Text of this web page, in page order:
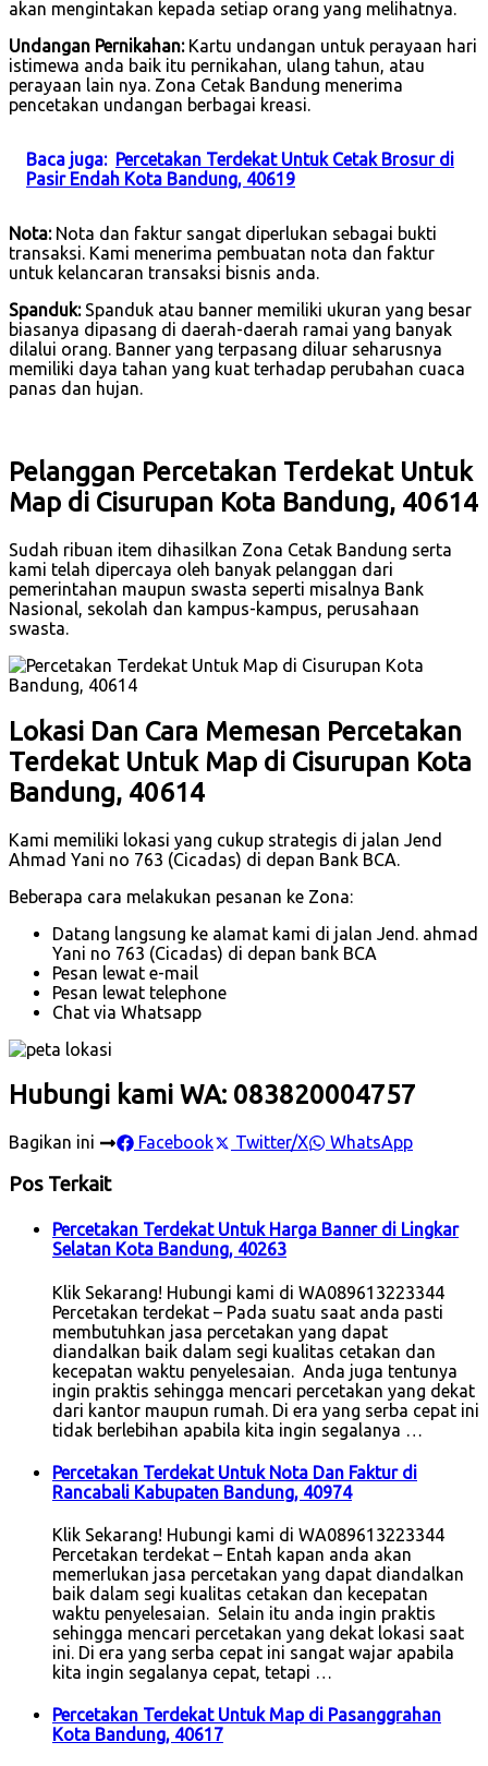
akan mengintakan kepada setiap orang yang melihatnya.
Undangan Pernikahan:Kartu undangan untuk perayaan hari
istimewa anda baik itu pernikahan, ulang tahun, atau
perayaan lain nya. Zona Cetak Bandung menerima
pencetakan undangan berbagai kreasi.
Baca juga: Percetakan Terdekat Untuk Cetak Brosur di
Pasir Endah Kota Bandung, 40619
Nota:Nota dan faktur sangat diperlukan sebagai bukti
transaksi. Kami menerima pembuatan nota dan faktur
untuk kelancaran transaksi bisnis anda.
Spanduk:Spanduk atau banner memiliki ukuran yang besar
biasanya dipasang di daerah-daerah ramai yang banyak
dilalui orang. Banner yang terpasang diluar seharusnya
memiliki daya tahan yang kuat terhadap perubahan cuaca
panas dan hujan.
Pelanggan Percetakan Terdekat Untuk
Map di Cisurupan Kota Bandung, 40614
Sudah ribuan item dihasilkan Zona Cetak Bandung serta
kami telah dipercaya oleh banyak pelanggan dari
pemerintahan maupun swasta seperti misalnya Bank
Nasional, sekolah dan kampus-kampus, perusahaan
swasta.
Lokasi Dan Cara Memesan Percetakan
Terdekat Untuk Map di Cisurupan Kota
Bandung, 40614
Kami memiliki lokasi yang cukup strategis di jalan Jend
Ahmad Yani no 763 (Cicadas) di depan Bank BCA.
Beberapa cara melakukan pesanan ke Zona:
Datang langsung ke alamat kami di jalan Jend. ahmad
Yani no 763 (Cicadas) di depan bank BCA
Pesan lewat e-mail
Pesan lewat telephone
Chat via Whatsapp
Hubungi kami WA: 083820004757
Bagikan ini Facebook Twitter/X WhatsApp
Pos Terkait
Percetakan Terdekat Untuk Harga Banner di Lingkar
Selatan Kota Bandung, 40263
Klik Sekarang! Hubungi kami di WA089613223344
Percetakan terdekat – Pada suatu saat anda pasti
membutuhkan jasa percetakan yang dapat
diandalkan baik dalam segi kualitas cetakan dan
kecepatan waktu penyelesaian. Anda juga tentunya
ingin praktis sehingga mencari percetakan yang dekat
dari kantor maupun rumah. Di era yang serba cepat ini
tidak berlebihan apabila kita ingin segalanya …
Percetakan Terdekat Untuk Nota Dan Faktur di
Rancabali Kabupaten Bandung, 40974
Klik Sekarang! Hubungi kami di WA089613223344
Percetakan terdekat – Entah kapan anda akan
memerlukan jasa percetakan yang dapat diandalkan
baik dalam segi kualitas cetakan dan kecepatan
waktu penyelesaian. Selain itu anda ingin praktis
sehingga mencari percetakan yang dekat lokasi saat
ini. Di era yang serba cepat ini sangat wajar apabila
kita ingin segalanya cepat, tetapi …
Percetakan Terdekat Untuk Map di Pasanggrahan
Kota Bandung, 40617